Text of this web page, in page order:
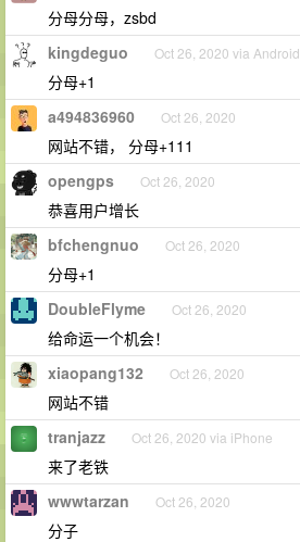
分母分母，zsbd
kingdeguo Oct 26, 2020 via Android
分母+1
a494836960 Oct 26, 2020
网站不错， 分母+111
opengps Oct 26, 2020
恭喜用户增长
bfchengnuo Oct 26, 2020
分母+1
DoubleFlyme Oct 26, 2020
给命运一个机会！
xiaopang132 Oct 26, 2020
网站不错
tranjazz Oct 26, 2020 via iPhone
来了老铁
wwwtarzan Oct 26, 2020
分子